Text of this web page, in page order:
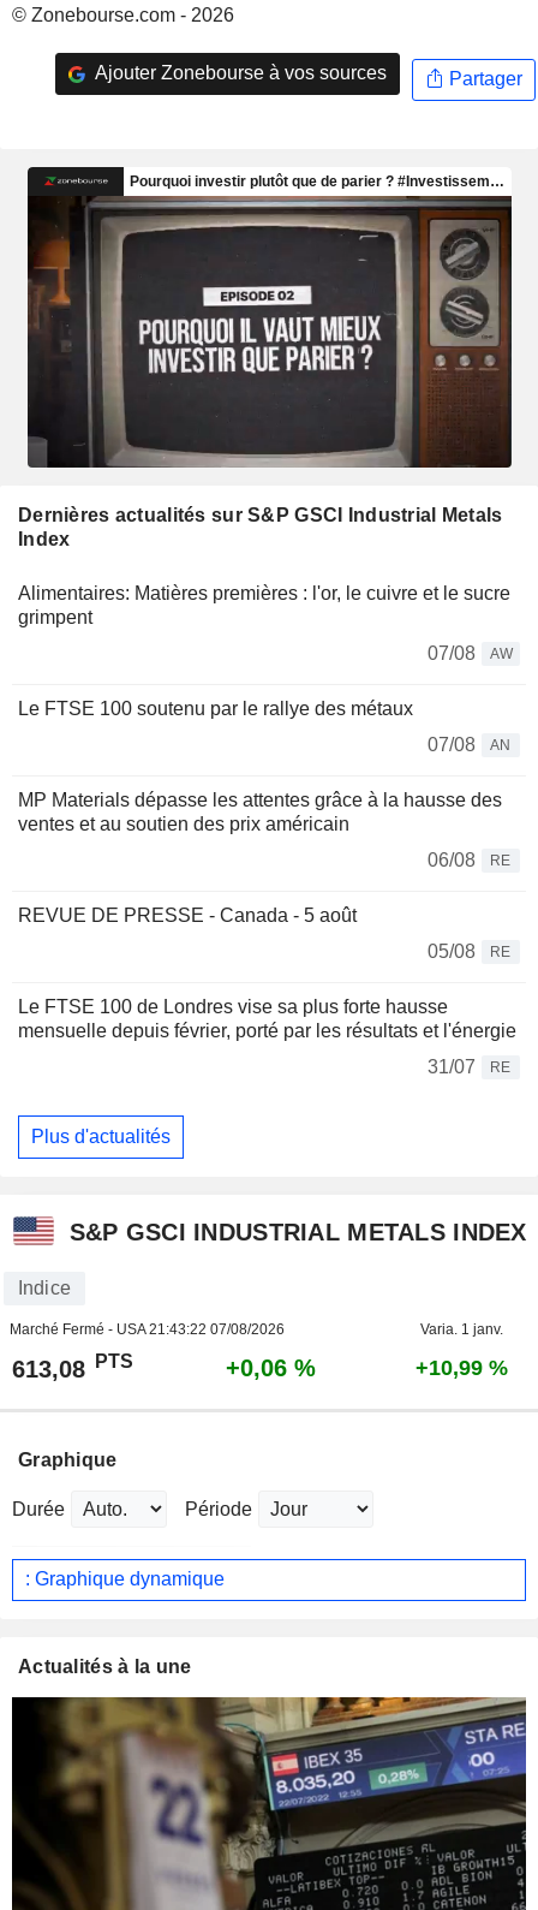
© Zonebourse.com - 2026
Ajouter Zonebourse à vos sources Partager
Dernières actualités sur S&P GSCI Industrial Metals
Index
Alimentaires: Matières premières : l'or, le cuivre et le sucre
grimpent
07/08
AW
Le FTSE 100 soutenu par le rallye des métaux
07/08
AN
MP Materials dépasse les attentes grâce à la hausse des
ventes et au soutien des prix américain
06/08
RE
REVUE DE PRESSE - Canada - 5 août
05/08
RE
Le FTSE 100 de Londres vise sa plus forte hausse
mensuelle depuis février, porté par les résultats et l'énergie
31/07
RE
Plus d'actualités
S&P GSCI INDUSTRIAL METALS INDEX
Indice
Marché Fermé - USA21:43:22 07/08/2026 Varia. 1 janv.
613,08 PTS +0,06 % +10,99 %
Graphique
Durée Période
: Graphique dynamique
Actualités à la une